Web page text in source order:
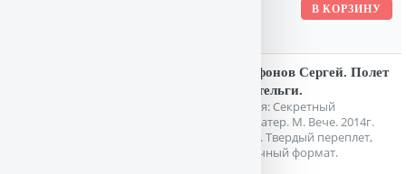
Трифонов Сергей. Полет
Пустельги.
Серия: Секретный
фарватер. М. Вече. 2014г.
384 с. Твердый переплет,
Обычный формат.